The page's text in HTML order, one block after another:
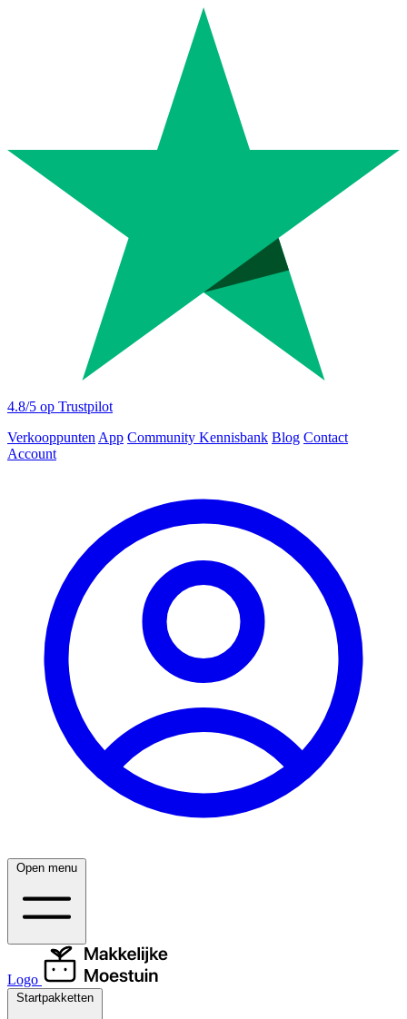
4.8/5 op Trustpilot
Verkooppunten App Community Kennisbank Blog Contact
Account
Open menu
Logo
Startpakketten